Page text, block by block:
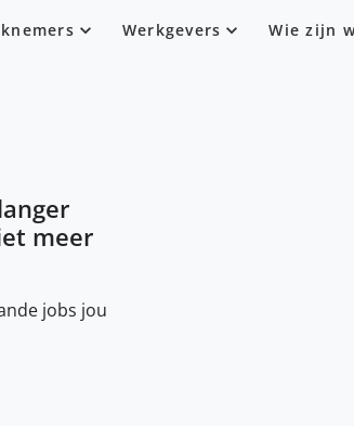
Werkgevers Wie zijn
meer
jobs jou